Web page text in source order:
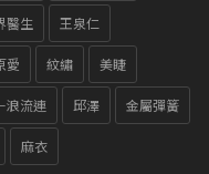
醫生 王泉仁
愛 紋繡 美睫
浪流連 邱澤 金屬彈簧
麻衣